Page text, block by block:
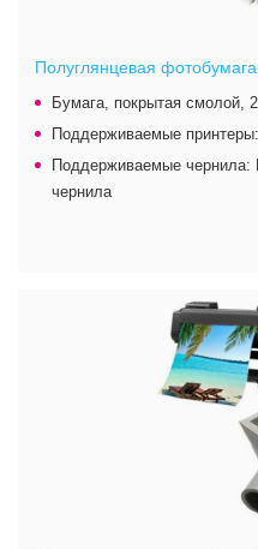
Полуглянцевая
Бумага, покрытая смолой,
Поддерживаемые
Поддерживаемые
чернила